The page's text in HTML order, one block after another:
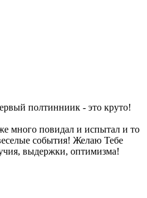
полтинниик - это круто!
много повидал и испытал и то
события! Желаю Тебе
выдержки, оптимизма!